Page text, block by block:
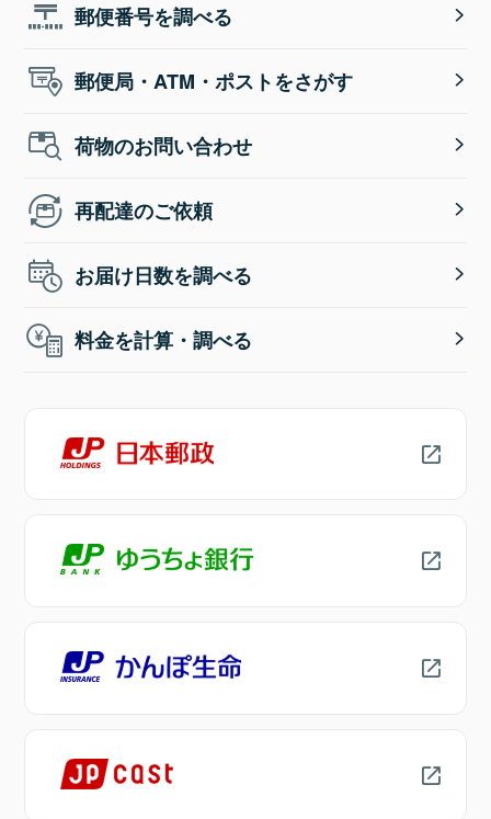
郵便番号を調べる
郵便局・ATM・ポストをさがす
荷物のお問い合わせ
再配達のご依頼
お届け日数を調べる
料金を計算・調べる